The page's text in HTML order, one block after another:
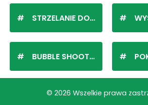
STRZELANIE DO KULEK
BUBBLE SHOOTER
© 2026 Wszelkie prawa